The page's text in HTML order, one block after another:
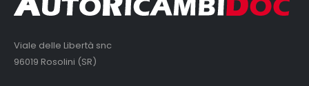
Viale delle Libertà snc
96019 Rosolini (SR)